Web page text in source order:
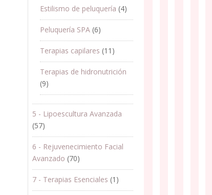
Estilismo de peluquería (4)
Peluquería SPA (6)
Terapias capilares (11)
Terapias de hidronutrición
(9)
5 - Lipoescultura Avanzada
(57)
6 - Rejuvenecimiento Facial
Avanzado (70)
7 - Terapias Esenciales (1)